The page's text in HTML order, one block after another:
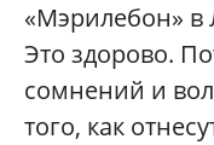
«Мэрилебон» в
Это здорово.
сомнений и
того, как